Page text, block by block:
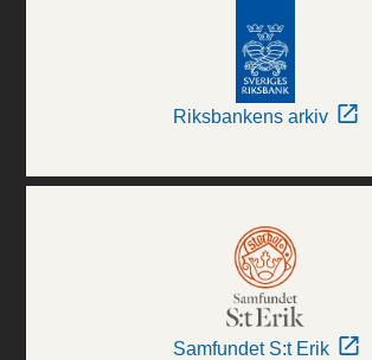
Riksbankens arkiv
Samfundet S:t Erik